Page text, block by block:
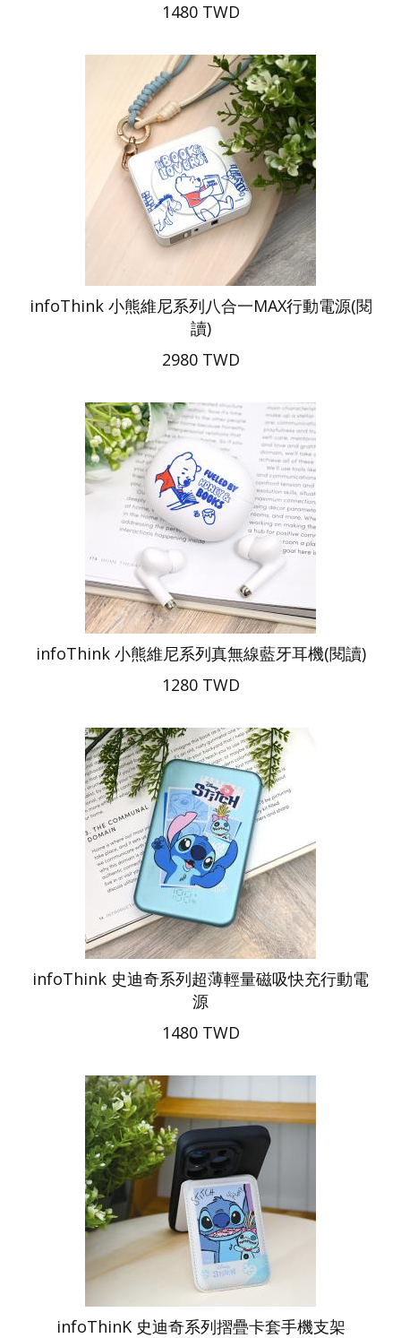
1480 TWD
infoThink 小熊維尼系列八合一MAX行動電源(閱
讀)
2980 TWD
infoThink 小熊維尼系列真無線藍牙耳機(閱讀)
1280 TWD
infoThink 史迪奇系列超薄輕量磁吸快充行動電
源
1480 TWD
infoThinK 史迪奇系列摺疊卡套手機支架